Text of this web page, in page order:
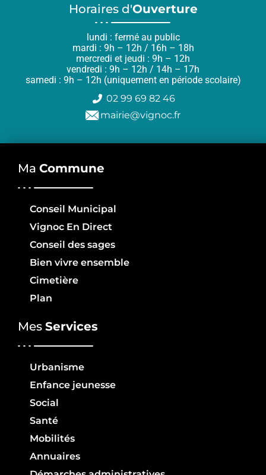
Horaires d'Ouverture
lundi : fermé au public
mardi : 9h – 12h / 16h – 18h
mercredi et jeudi : 9h – 12h
vendredi : 9h – 12h / 14h – 17h
samedi : 9h – 12h (uniquement en période scolaire)
02 99 69 82 46
mairie@vignoc.fr
Ma Commune
Conseil Municipal
Vignoc En Direct
Conseil des sages
Bien vivre ensemble
Cimetière
Plan
Mes Services
Urbanisme
Enfance jeunesse
Social
Santé
Mobilités
Annuaires